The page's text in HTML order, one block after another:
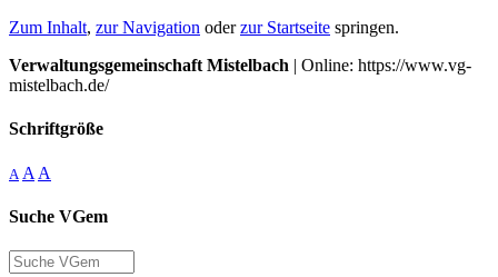
Zum Inhalt, zur Navigation oderzur Startseite springen.
Verwaltungsgemeinschaft Mistelbach | Online: https://www.vg-
mistelbach.de/
Schriftgröße
A A A
Suche VGem